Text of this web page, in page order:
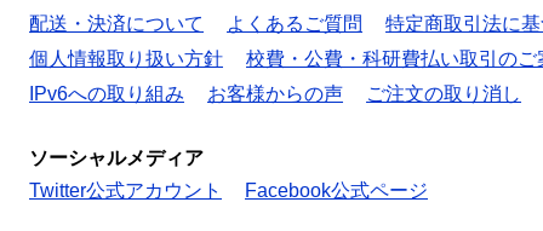
配送・決済について
よくあるご質問
特定商取引法に
個人情報取り扱い方針
校費・公費・科研費払い取引のご
IPv6への取り組み
お客様からの声 ご注文の取り消し
ソーシャルメディア
Twitter公式アカウント
Facebook公式ページ